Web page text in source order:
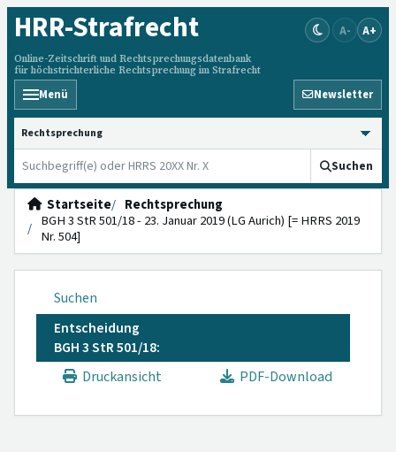
HRR-Strafrecht
Online-Zeitschrift und Rechtsprechungsdatenbank
für höchstrichterliche Rechtsprechung im Strafrecht
A- A+
Menü Newsletter
HRRS durchsuchen
Suchen
Startseite
Rechtsprechung
BGH 3 StR 501/18 - 23. Januar 2019 (LG Aurich) [= HRRS 2019
Nr. 504]
Suchen
Entscheidung
BGH 3 StR 501/18:
Druckansicht
PDF-Download